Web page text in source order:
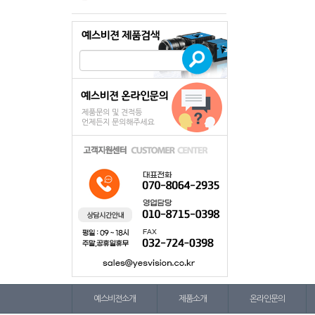
예스비젼소개 제품소개 온라인문의